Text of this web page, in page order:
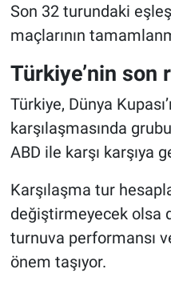
Son 32 turundaki
maçlarının
Türkiye’nin son
Türkiye, Dünya
karşılaşmasında
ABD ile karşı karşıya
Karşılaşma tur
değiştirmeyecek olsa
turnuva performansı
önem taşıyor.